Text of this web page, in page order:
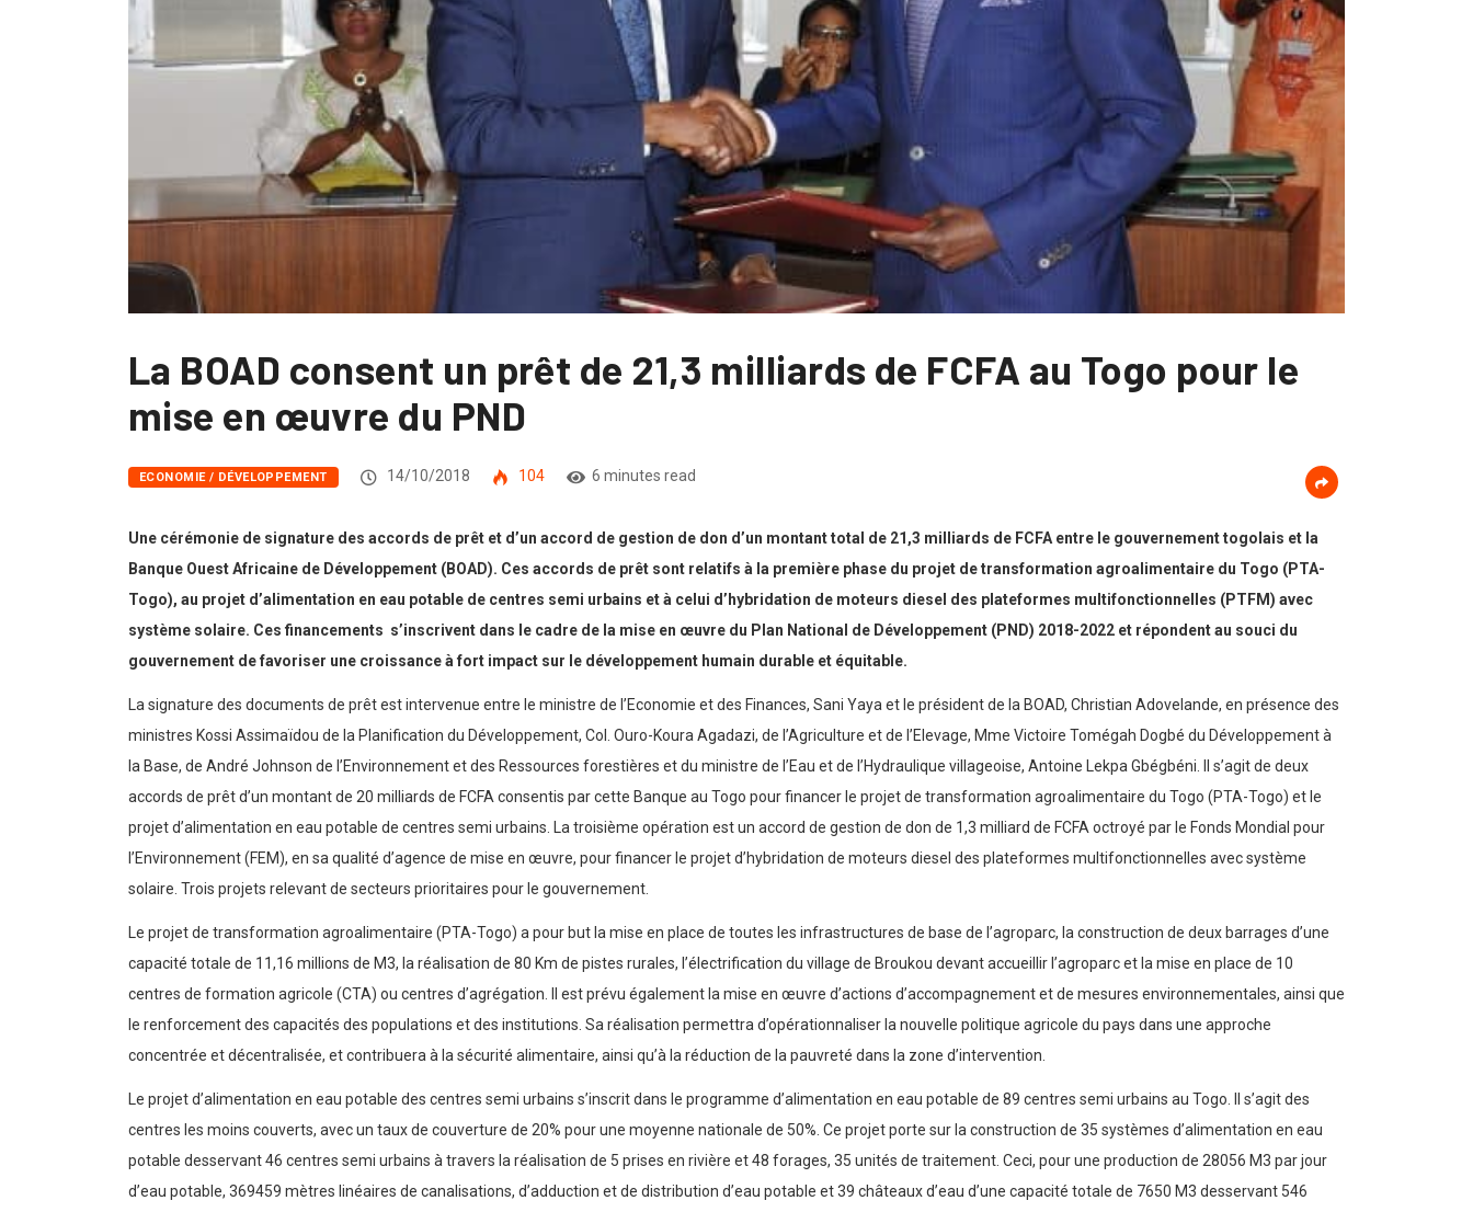
La BOAD consent un prêt de 21,3 milliards de FCFA au Togo pour le
mise en œuvre du PND
ECONOMIE / DÉVELOPPEMENT 14/10/2018 104 6 minutes read
Une cérémonie de signature des accords de prêt et d’un accord de gestion de don d’un montant total de 21,3 milliards de FCFA entre le gouvernement togolais et la
Banque Ouest Africaine de Développement (BOAD). Ces accords de prêt sont relatifs à la première phase du projet de transformation agroalimentaire du Togo (PTA-
Togo), au projet d’alimentation en eau potable de centres semi urbains et à celui d’hybridation de moteurs diesel des plateformes multifonctionnelles (PTFM) avec
système solaire. Ces financements s’inscrivent dans le cadre de la mise en œuvre du Plan National de Développement (PND) 2018-2022 et répondent au souci du
gouvernement de favoriser une croissance à fort impact sur le développement humain durable et équitable.
La signature des documents de prêt est intervenue entre le ministre de l’Economie et des Finances, Sani Yaya et le président de la BOAD, Christian Adovelande, en présence des
ministres Kossi Assimaïdou de la Planification du Développement, Col. Ouro-Koura Agadazi, de l’Agriculture et de l’Elevage, Mme Victoire Tomégah Dogbé du Développement à
la Base, de André Johnson de l’Environnement et des Ressources forestières et du ministre de l’Eau et de l’Hydraulique villageoise, Antoine Lekpa Gbégbéni. Il s’agit de deux
accords de prêt d’un montant de 20 milliards de FCFA consentis par cette Banque au Togo pour financer le projet de transformation agroalimentaire du Togo (PTA-Togo) et le
projet d’alimentation en eau potable de centres semi urbains. La troisième opération est un accord de gestion de don de 1,3 milliard de FCFA octroyé par le Fonds Mondial pour
l’Environnement (FEM), en sa qualité d’agence de mise en œuvre, pour financer le projet d’hybridation de moteurs diesel des plateformes multifonctionnelles avec système
solaire. Trois projets relevant de secteurs prioritaires pour le gouvernement.
Le projet de transformation agroalimentaire (PTA-Togo) a pour but la mise en place de toutes les infrastructures de base de l’agroparc, la construction de deux barrages d’une
capacité totale de 11,16 millions de M3, la réalisation de 80 Km de pistes rurales, l’électrification du village de Broukou devant accueillir l’agroparc et la mise en place de 10
centres de formation agricole (CTA) ou centres d’agrégation. Il est prévu également la mise en œuvre d’actions d’accompagnement et de mesures environnementales, ainsi que
le renforcement des capacités des populations et des institutions. Sa réalisation permettra d’opérationnaliser la nouvelle politique agricole du pays dans une approche
concentrée et décentralisée, et contribuera à la sécurité alimentaire, ainsi qu’à la réduction de la pauvreté dans la zone d’intervention.
Le projet d’alimentation en eau potable des centres semi urbains s’inscrit dans le programme d’alimentation en eau potable de 89 centres semi urbains au Togo. Il s’agit des
centres les moins couverts, avec un taux de couverture de 20% pour une moyenne nationale de 50%. Ce projet porte sur la construction de 35 systèmes d’alimentation en eau
potable desservant 46 centres semi urbains à travers la réalisation de 5 prises en rivière et 48 forages, 35 unités de traitement. Ceci, pour une production de 28056 M3 par jour
d’eau potable, 369459 mètres linéaires de canalisations, d’adduction et de distribution d’eau potable et 39 châteaux d’eau d’une capacité totale de 7650 M3 desservant 546